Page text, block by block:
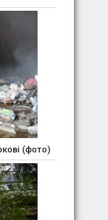
(фото)